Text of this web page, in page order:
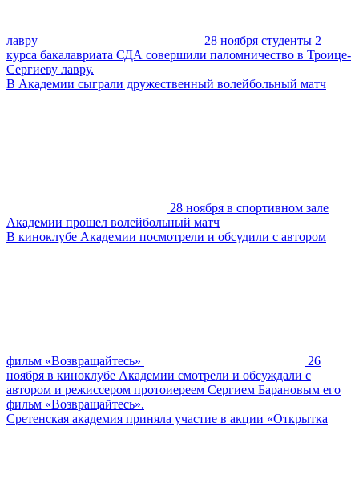
лавру
28 ноября студенты 2
курса бакалавриата СДА совершили паломничество в Троице-
Сергиеву лавру.
В Академии сыграли дружественный волейбольный матч
28 ноября в спортивном зале
Академии прошел волейбольный матч
В киноклубе Академии посмотрели и обсудили с автором
фильм «Возвращайтесь»
26
ноября в киноклубе Академии смотрели и обсуждали с
автором и режиссером протоиереем Сергием Барановым его
фильм «Возвращайтесь».
Сретенская академия приняла участие в акции «Открытка